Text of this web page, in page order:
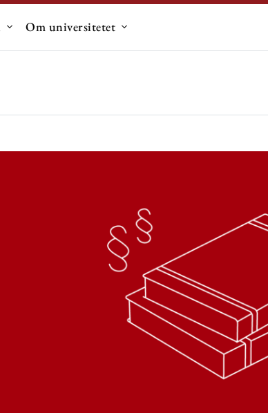
"Forskning"
Undermenu til "Innovation"
Om universitetet